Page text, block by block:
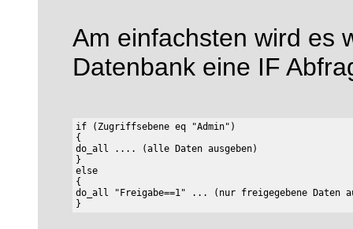
Am einfachsten wird es
Datenbank eine IF
if (Zugriffsebene eq "Admin")
{
do_all .... (alle Daten ausgeben)
}
else
{
do_all "Freigabe==1" ... (nur freigegebene Daten